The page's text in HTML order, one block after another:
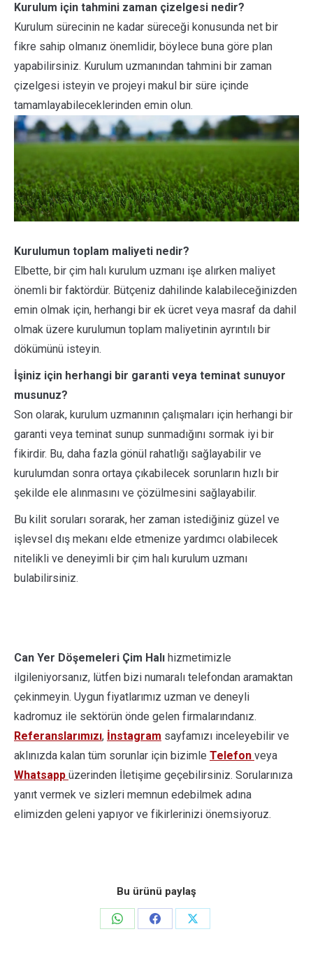
Kurulum için tahmini zaman çizelgesi nedir?
Kurulum sürecinin ne kadar süreceği konusunda net bir
fikre sahip olmanız önemlidir, böylece buna göre plan
yapabilirsiniz. Kurulum uzmanından tahmini bir zaman
çizelgesi isteyin ve projeyi makul bir süre içinde
tamamlayabileceklerinden emin olun.
Kurulumun toplam maliyeti nedir?
Elbette, bir çim halı kurulum uzmanı işe alırken maliyet
önemli bir faktördür. Bütçeniz dahilinde kalabileceğinizden
emin olmak için, herhangi bir ek ücret veya masraf da dahil
olmak üzere kurulumun toplam maliyetinin ayrıntılı bir
dökümünü isteyin.
İşiniz için herhangi bir garanti veya teminat sunuyor
musunuz?
Son olarak, kurulum uzmanının çalışmaları için herhangi bir
garanti veya teminat sunup sunmadığını sormak iyi bir
fikirdir. Bu, daha fazla gönül rahatlığı sağlayabilir ve
kurulumdan sonra ortaya çıkabilecek sorunların hızlı bir
şekilde ele alınmasını ve çözülmesini sağlayabilir.
Bu kilit soruları sorarak, her zaman istediğiniz güzel ve
işlevsel dış mekanı elde etmenize yardımcı olabilecek
nitelikli ve deneyimli bir çim halı kurulum uzmanı
bulabilirsiniz.
Can Yer Döşemeleri Çim Halı hizmetimizle
ilgileniyorsanız, lütfen bizi numaralı telefondan aramaktan
çekinmeyin. Uygun fiyatlarımız uzman ve deneyli
kadromuz ile sektörün önde gelen firmalarındanız.
Referanslarımızı, İnstagram sayfamızı inceleyebilir ve
aklınızda kalan tüm sorunlar için bizimle Telefon veya
Whatsapp üzerinden İletişime geçebilirsiniz. Sorularınıza
yanıt vermek ve sizleri memnun edebilmek adına
elimizden geleni yapıyor ve fikirlerinizi önemsiyoruz.
Bu ürünü paylaş
Share
Share
Share